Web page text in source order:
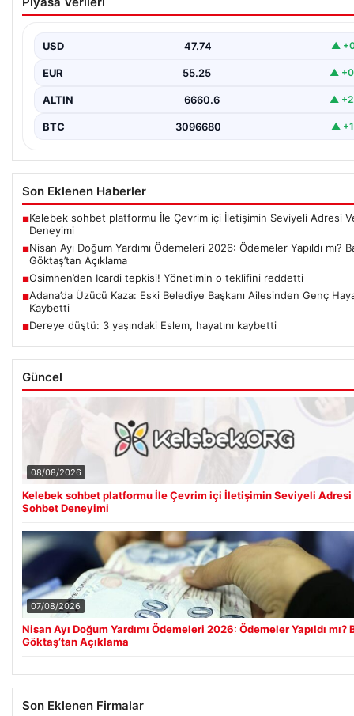
Ödemeler Yapıldı mı? Bakan Göktaş’tan
ailelerin yaşamını kolaylaştırmaya devam…
USD 47.74 ▲
EUR 55.25 ▲
ALTIN 6660.6 ▲
BTC 3096680 ▲
Son Eklenen Haberler
■Kelebek sohbet platformu İle Çevrim içi İletişimin Seviyeli Adresi
Deneyimi
■Nisan Ayı Doğum Yardımı Ödemeleri 2026: Ödemeler Yapıldı mı?
Göktaş’tan Açıklama
■Osimhen’den Icardi tepkisi! Yönetimin o teklifini reddetti
■Adana’da Üzücü Kaza: Eski Belediye Başkanı Ailesinden Genç
Kaybetti
■Dereye düştü: 3 yaşındaki Eslem, hayatını kaybetti
Güncel
08/08/2026
Kelebek sohbet platformu İle Çevrim içi İletişimin Seviyeli Adresi
Sohbet Deneyimi
07/08/2026
Nisan Ayı Doğum Yardımı Ödemeleri 2026: Ödemeler Yapıldı mı?
Göktaş’tan Açıklama
Son Eklenen Firmalar